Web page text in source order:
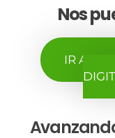
Nos
IR A LA